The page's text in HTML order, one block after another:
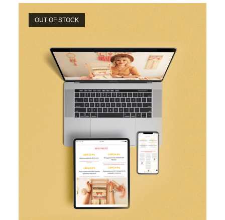
OUT OF STOCK